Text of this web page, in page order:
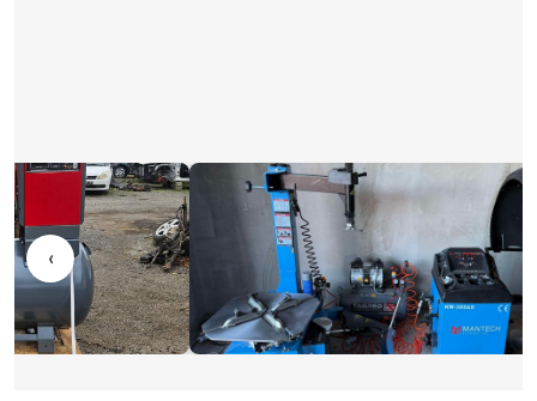
‹